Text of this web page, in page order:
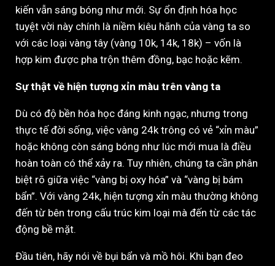
kiến vẫn sáng bóng như mới. Sự ổn định hóa học
tuyệt vời này chính là niềm kiêu hãnh của vàng ta so
với các loại vàng tây (vàng 10k, 14k, 18k) – vốn là
hợp kim được pha trộn thêm đồng, bạc hoặc kẽm.
Sự thật về hiện tượng xỉn màu trên vàng ta
Dù có độ bền hóa học đáng kinh ngạc, nhưng trong
thực tế đời sống, việc vàng 24k trông có vẻ “xỉn màu”
hoặc không còn sáng bóng như lúc mới mua là điều
hoàn toàn có thể xảy ra. Tuy nhiên, chúng ta cần phân
biệt rõ giữa việc “vàng bị oxy hóa” và “vàng bị bám
bẩn”. Với vàng 24k, hiện tượng xỉn màu thường không
đến từ bên trong cấu trúc kim loại mà đến từ các tác
động bề mặt.
Đầu tiên, hãy nói về bụi bẩn và mồ hôi. Khi bạn đeo